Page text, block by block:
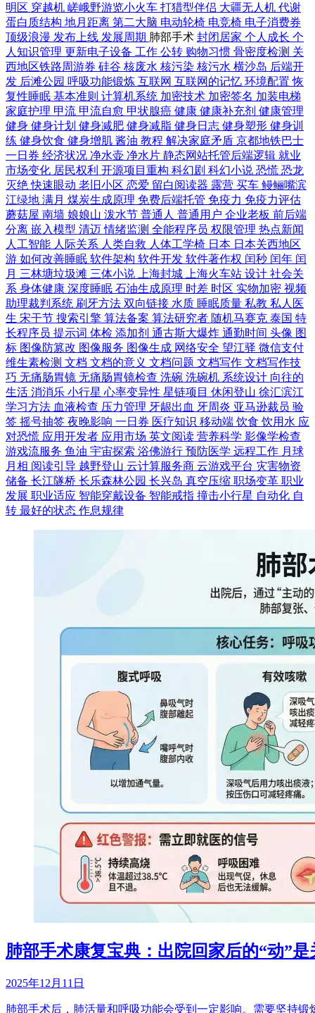
明区 穿越机 嵯峨野游览小火车 打猎型伴侣 大疆无人机 代谢
蛋白质结构 地月距离 第二大脑 电动轮椅 电竞椅 电子消费券
顶级浪漫 发布上线 发展周期 肺部手术 封闭居家 个人成长 个
人知识管理 更新电子设备 工作 公转 购物习惯 骨密度检测 关
西地区铁路周游券 硅谷 核废水 核污染 核污水 横沙岛 后端开
发 后滩公园 呼吸功能锻炼 互联网 互联网的记忆 环境配置恢
复性睡眠 基本准则 计算机系统 加密技术 加密签名 加装电梯
家庭护理 甲流 甲流自愈 甲状腺癌 健康 健康补充剂 健康管理
健身 健身计划 健身减肥 健身减脂 健身日志 健身塑形 健身训
练 健身饮食 健身增肌 酱油 教程 解决家庭矛盾 京都地铁巴士
一日券 经济状况 净水壶 净水片 静态网站托管后端逻辑 就业
市场变化 居民权利 开源项目重构 科幻剧 科幻小说 恐慌 恐龙
灭绝快速眼动 老旧小区 恋爱 留白阅读器 露营 买车 鳗鲡嘴滨
江绿地 满月 煤炭生成原理 免费后端托管 免疫力 免疫力评估
蘑菇屋 南墙 娘娘山 泼水节 普通人 普通用户 企业老板 前后端
分离 嵌入模型 清迈情绪监测 全能程序员 权限管理 热点新闻
人工智能 人际关系 人类自救 人体工学椅 日本 日本关西地区
游 如何改善睡眠 软件架构 软件开发 软件著作权 闰秒 闰年 闰
月 三林塘垃圾滩 三体小说 上海封城 上海火车站 设计 社会关
系 身体健康 深度睡眠 石油生成原理 时差 时区 实物加密 视频
助理裁判系统 刷牙方法 双向链接 水质 睡眠质量 私教 私人医
生 宋干节 搜索引擎 算法备案 算法研究者 随机马赛克 泰国 特
长程序员 提示词 体检 添加剂 通古斯大爆炸 通勤时间 头像 图
标 图像防篡改 图像服务 图像生成 网络安全 望江驿 微信支付
维生素检测 文档 文档的意义 文档问题 文档写作 文档写作技
巧 无痛肠胃镜 无痛肠胃镜检查 洗碗 洗碗机 系统设计 向往的
生活 消消乐 小行星 心率变异性 星链项目 休闲登山 徐汇滨江
学习方法 血液检查 压力管理 牙龈出血 牙周炎 亚马逊裁员 验
签 摇号抽签 夜晚影响 一日券 医疗知识 移动端 饮食 饮用水 应
对恐慌 应用开发者 应用市场 英文阅读 营养科学 影像学检查
游戏流服务 鱼油 宇宙探索 浴佛游行 预防医学 远程工作 月球
月相 阅读引导 越野登山 云计算服务商 云游戏平台 灾害物资
储备 长江隧桥 长乐森林公园 长兴岛 真空压缩 职场变革 职业
发展 职业适应 智能穿戴设备 智能戒指 撞击小行星 自动化 自
转 最好的状态 作息规律
肺部手术康复宝典：出院回家后的“动”是
2025年12月11日
肺部手术后，肺活量和呼吸功能会受到一定影响。需要坚持